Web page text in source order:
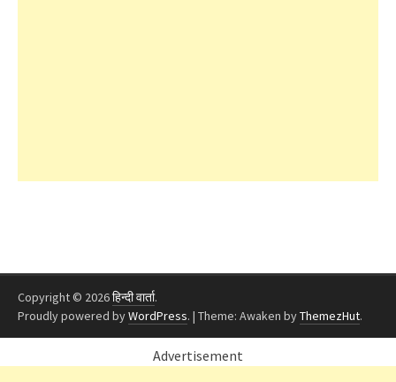
Copyright © 2026हिन्दी वार्ता.
Proudly powered byWordPress. | Theme: Awaken byThemezHut.
Advertisement